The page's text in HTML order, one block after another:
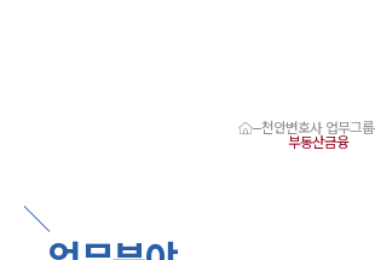
천안형사전문변호사
천안이혼전문변호사
천안변호사 업무그룹